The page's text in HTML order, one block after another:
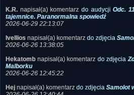
K.R. napisał(a) komentarz do audycjiOdc.
tajemnice. Paranormalna spowiedź
2026-06-29 22:13:07
Ivellios napisał(a) komentarz do zdjęcia
2026-06-26 13:38:05
Hekatomb napisał(a) komentarz do zdjęcia
Malborku
2026-06-26 12:45:22
Hej napisał(a) komentarz do zdjęcia Samolot